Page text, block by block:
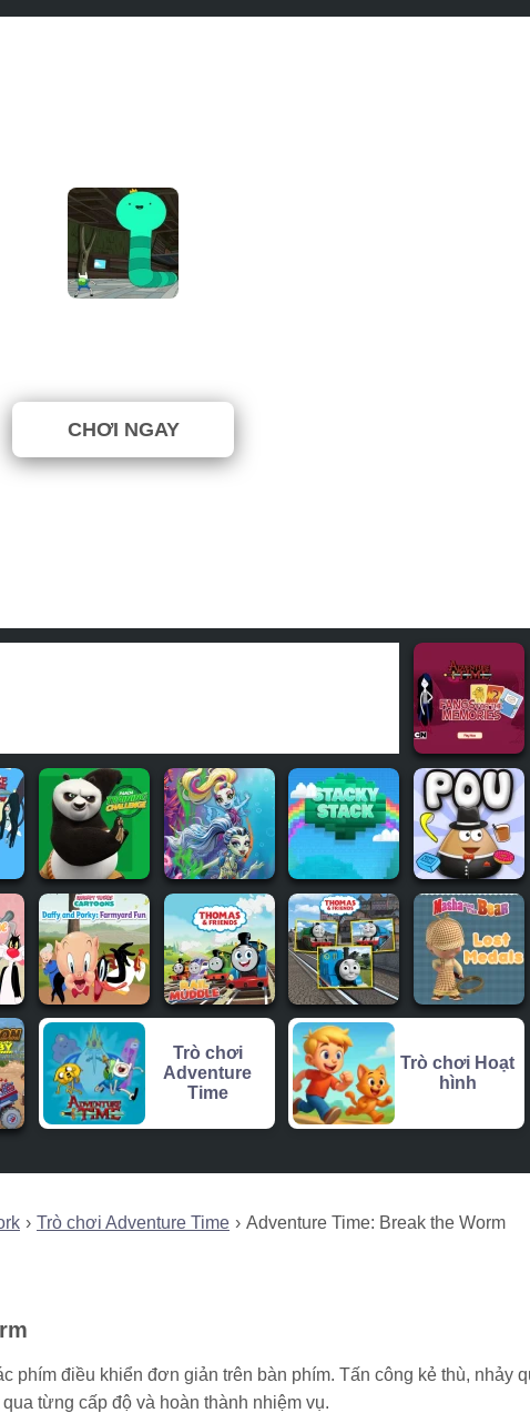
Trò chơi Adventure Time Adventure Time: Break the Worm
điều khiển đơn giản trên bàn phím. Tấn công kẻ thù, nhảy
từng cấp độ và hoàn thành nhiệm vụ.
CHƠI NGAY
Trò chơi
Adventure
Time
Trò chơi Hoạt
hình